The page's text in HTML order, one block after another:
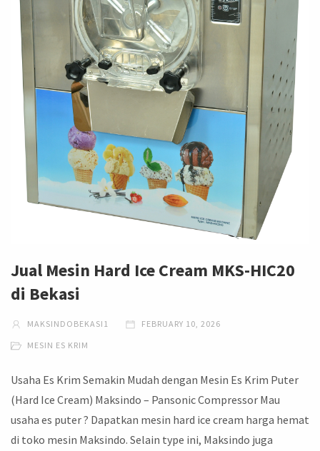
Jual Mesin Hard Ice Cream MKS-HIC20
di Bekasi
MAKSINDOBEKASI1 FEBRUARY 10, 2026
MESIN ES KRIM
Usaha Es Krim Semakin Mudah dengan Mesin Es Krim Puter
(Hard Ice Cream) Maksindo – Pansonic Compressor Mau
usaha es puter ? Dapatkan mesin hard ice cream harga hemat
di toko mesin Maksindo. Selain type ini, Maksindo juga